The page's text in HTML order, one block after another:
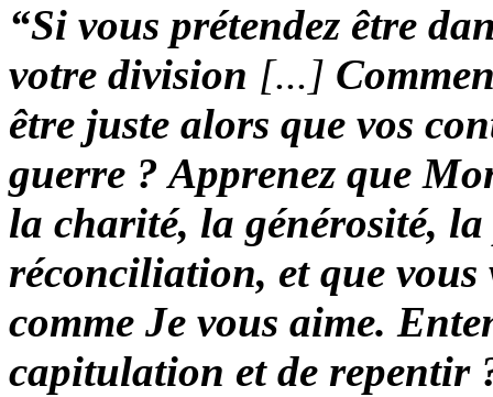
“Si vous prétendez être
votre division [...]
être juste alors que vos
guerre ? Apprenez que
la charité, la générosité,
réconciliation, et que vous
comme Je vous aime.
capitulation et de repentir